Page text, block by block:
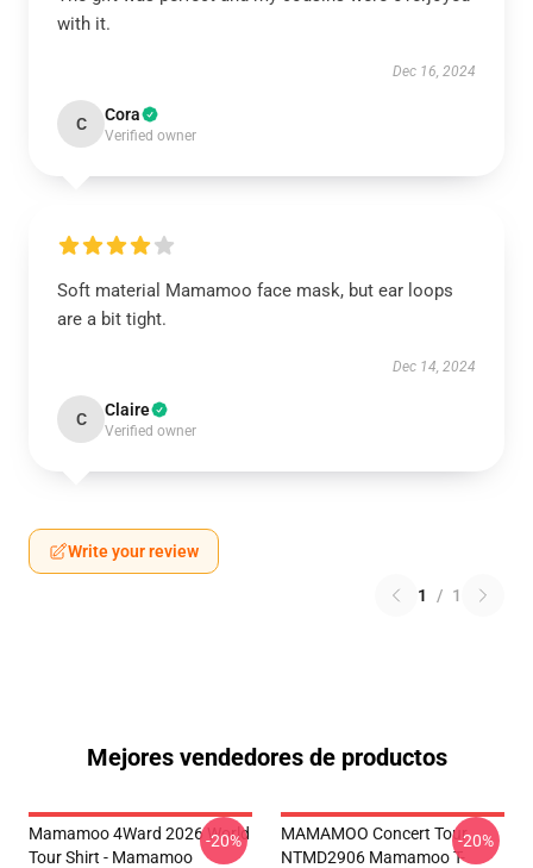
with it.
Dec 16, 2024
C Cora
Verified owner
Soft material Mamamoo face mask, but ear loops
are a bit tight.
Dec 14, 2024
C Claire
Verified owner
Write your review
1 / 1
Mejores vendedores de productos
Mamamoo 4Ward 2026 World
Tour Shirt - Mamamoo
-20%
MAMAMOO Concert Tour
NTMD2906 Mamamoo T-
-20%